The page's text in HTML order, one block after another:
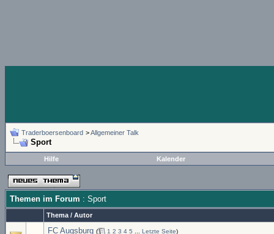
Traderboersenboard >Allgemeiner Talk
Sport
Hilfe Kalender
Themen im Forum : Sport
Thema / Autor
FC Augsburg ( 1 2 3 4 5 Letzte Seite)